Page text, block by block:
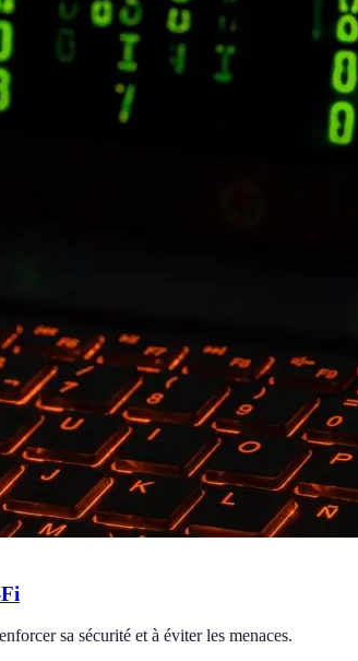
sa sécurité et à éviter les menaces.